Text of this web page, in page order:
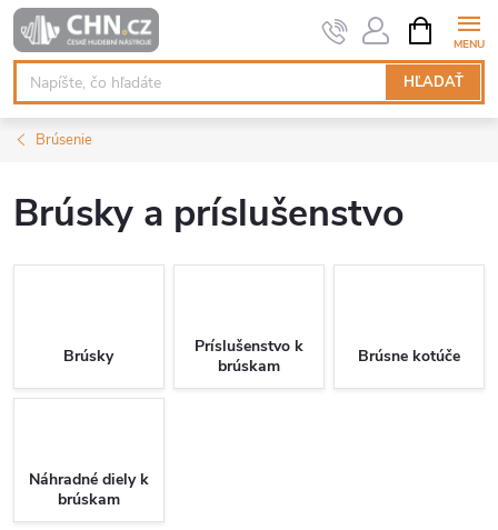
Prejsť
na
obsah
HĽADAŤ
KOŠÍK
Brúsenie
Brúsky a príslušenstvo
Brúsky
Príslušenstvo k
brúskam
Brúsne kotúče
Náhradné diely k
brúskam